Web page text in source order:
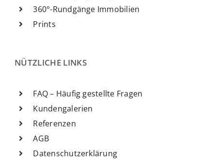
360°-Rundgänge Immobilien
Prints
NÜTZLICHE LINKS
FAQ – Häufig gestellte Fragen
Kundengalerien
Referenzen
AGB
Datenschutzerklärung